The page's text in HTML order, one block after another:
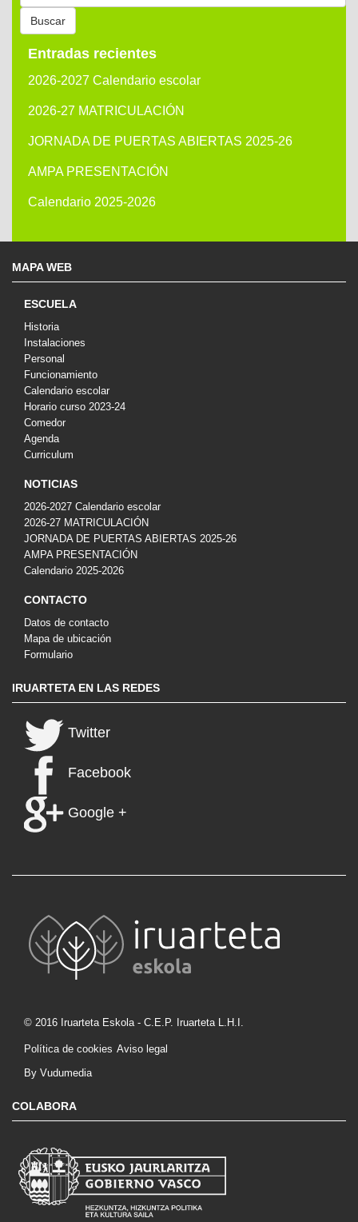
por:
Buscar
Entradas recientes
2026-2027 Calendario escolar
2026-27 MATRICULACIÓN
JORNADA DE PUERTAS ABIERTAS 2025-26
AMPA PRESENTACIÓN
Calendario 2025-2026
MAPA WEB
ESCUELA
Historia
Instalaciones
Personal
Funcionamiento
Calendario escolar
Horario curso 2023-24
Comedor
Agenda
Curriculum
NOTICIAS
2026-2027 Calendario escolar
2026-27 MATRICULACIÓN
JORNADA DE PUERTAS ABIERTAS 2025-26
AMPA PRESENTACIÓN
Calendario 2025-2026
CONTACTO
Datos de contacto
Mapa de ubicación
Formulario
IRUARTETA EN LAS REDES
Twitter
Facebook
Google +
© 2016 Iruarteta Eskola - C.E.P. Iruarteta L.H.I.
Política de cookies Aviso legal
By Vudumedia
COLABORA